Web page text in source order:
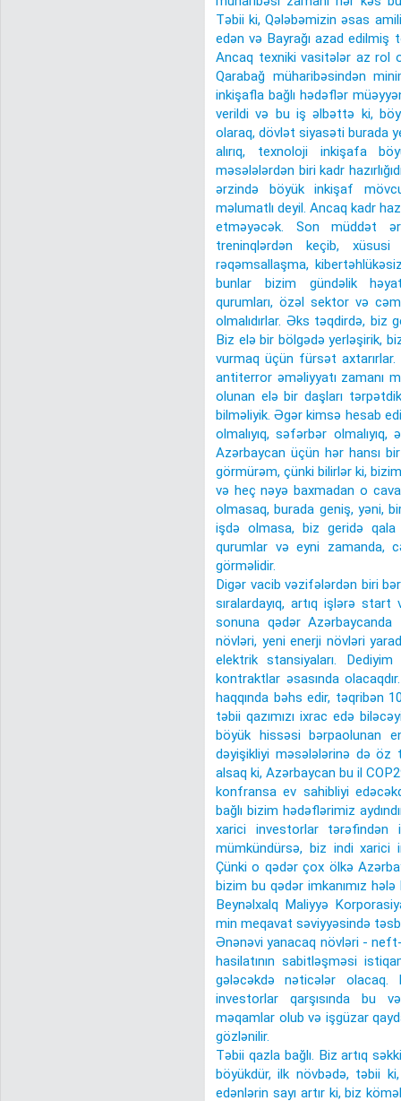
Təbii ki, Qələbəmizin əsas
edən və Bayrağı azad edilmiş
Ancaq texniki vasitələr az rol
Qarabağ müharibəsindən
inkişafla bağlı hədəflər
verildi və bu iş əlbəttə ki,
olaraq, dövlət siyasəti burada
alırıq, texnoloji inkişafa
məsələlərdən biri kadr
ərzində böyük inkişaf
məlumatlı deyil. Ancaq kadr
etməyəcək. Son müddət
treninqlərdən keçib,
rəqəmsallaşma,
bunlar bizim gündəlik
qurumları, özəl sektor və
olmalıdırlar. Əks təqdirdə, biz
Biz elə bir bölgədə yerləşirik,
vurmaq üçün fürsət
antiterror əməliyyatı zamanı
olunan elə bir daşları
bilməliyik. Əgər kimsə hesab
olmalıyıq, səfərbər
Azərbaycan üçün hər hansı
görmürəm, çünki bilirlər ki, bizim
və heç nəyə baxmadan o
olmasaq, burada geniş, yəni,
işdə olmasa, biz geridə
qurumlar və eyni zamanda,
görməlidir.
Digər vacib vəzifələrdən biri
sıralardayıq, artıq işlərə
sonuna qədər
növləri, yeni enerji növləri
elektrik stansiyaları.
kontraktlar əsasında
haqqında bəhs edir, təqribən
təbii qazımızı ixrac edə
böyük hissəsi bərpaolunan
dəyişikliyi məsələlərinə də öz
alsaq ki, Azərbaycan bu il
konfransa ev sahibliyi
bağlı bizim hədəflərimiz
xarici investorlar
mümkündürsə, biz indi xarici
Çünki o qədər çox ölkə
bizim bu qədər imkanımız
Beynəlxalq Maliyyə
min meqavat səviyyəsində
Ənənəvi yanacaq növləri -
hasilatının sabitləşməsi
gələcəkdə nəticələr
investorlar qarşısında bu
məqamlar olub və işgüzar
gözlənilir.
Təbii qazla bağlı. Biz artıq
böyükdür, ilk növbədə, təbii
edənlərin sayı artır ki, biz